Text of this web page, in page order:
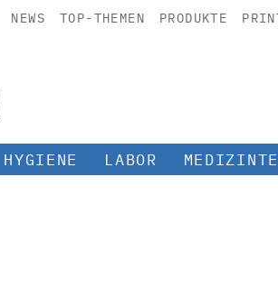
NEWS TOP-THEMEN PRODUKTE
HYGIENE LABOR